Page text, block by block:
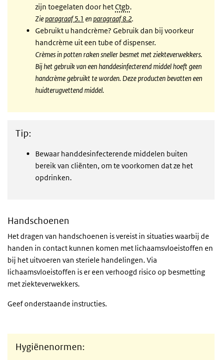
zijn toegelaten door hetCtgb.
Zieparagraaf 5.1 enparagraaf 8.2.
Gebruikt u handcrème? Gebruik dan bij voorkeur
handcrème uit een tube of dispenser.
Crèmes in potten raken sneller besmet met ziekteverwekkers.
Bij het gebruik van een handdesinfecterend middel hoeft geen
handcrème gebruikt te worden. Deze producten bevatten een
huidterugvettend middel.
Tip:
Bewaar handdesinfecterende middelen buiten
bereik van cliënten, om te voorkomen dat ze het
opdrinken.
Handschoenen
Het dragen van handschoenen is vereist in situaties waarbij de
handen in contact kunnen komen met lichaamsvloeistoffen en
bij het uitvoeren van steriele handelingen. Via
lichaamsvloeistoffen is er een verhoogd risico op besmetting
met ziekteverwekkers.
Geef onderstaande instructies.
Hygiënenormen: